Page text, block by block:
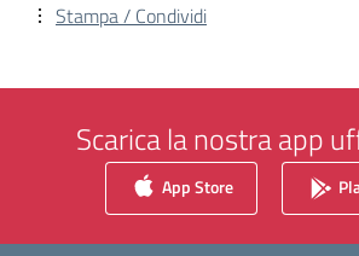
Stampa / Condividi
Scarica la nostra app
App Store